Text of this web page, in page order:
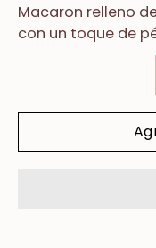
Macaron relleno
con un toque de